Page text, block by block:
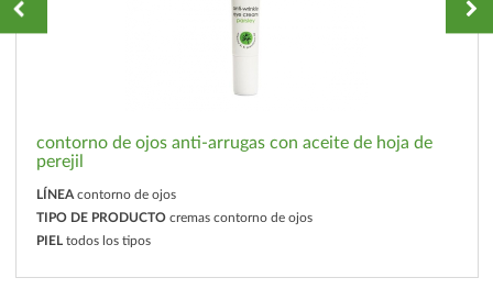
contorno de ojos anti-arrugas con aceite de hoja de
perejil
LÍNEA contorno de ojos
TIPO DE PRODUCTO cremas contorno de ojos
PIEL todos los tipos